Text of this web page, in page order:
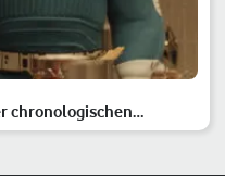
chronologischen